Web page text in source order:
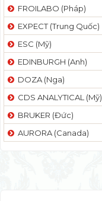
FROILABO (Pháp)
EXPECT (Trung Quốc)
ESC (Mỹ)
EDINBURGH (Anh)
DOZA (Nga)
CDS ANALYTICAL (Mỹ)
BRUKER (Đức)
AURORA (Canada)